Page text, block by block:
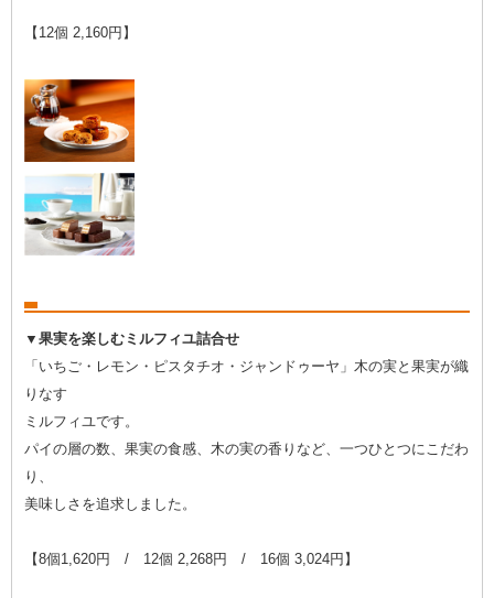
【12個 2,160円】
▼果実を楽しむミルフィユ詰合せ
「いちご・レモン・ピスタチオ・ジャンドゥーヤ」木の実と果実が織
りなす
ミルフィユです。
パイの層の数、果実の食感、木の実の香りなど、一つひとつにこだわ
り、
美味しさを追求しました。
【8個1,620円 / 12個 2,268円 / 16個 3,024円】